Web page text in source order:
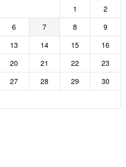
1
2
6 7 8
9
13 14 15
16
20 21 22
23
27 28 29
30